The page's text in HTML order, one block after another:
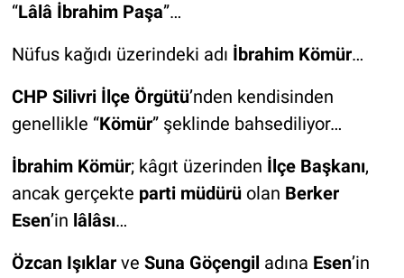
“Lâlâ İbrahim Paşa”…
Nüfus kağıdı üzerindeki adı İbrahim Kömür…
CHP Silivri İlçe Örgütü’nden kendisinden
genellikle “Kömür” şeklinde bahsediliyor…
İbrahim Kömür; kâgıt üzerinden İlçe Başkanı,
ancak gerçekte parti müdürüolan Berker
Esen’in lâlâsı…
Özcan Işıklarve Suna Göçengil adına Esen’in